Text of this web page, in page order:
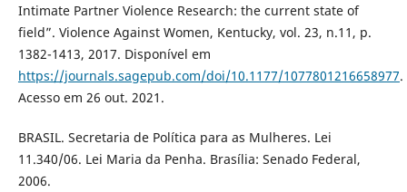
Intimate Partner Violence Research: the current state of
field”. Violence Against Women, Kentucky, vol. 23, n.11, p.
1382-1413, 2017. Disponível em
https://journals.sagepub.com/doi/10.1177/1077801216658977.
Acesso em 26 out. 2021.
BRASIL. Secretaria de Política para as Mulheres. Lei
11.340/06. Lei Maria da Penha. Brasília: Senado Federal,
2006.